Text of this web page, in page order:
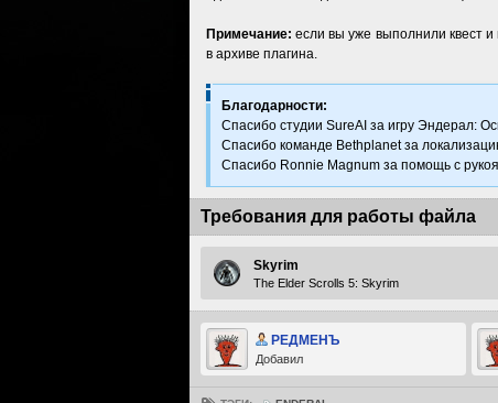
Примечание: если вы уже выполнили квест
в архиве плагина.
Благодарности:
Спасибо студии SureAI за игру Эндерал:
Спасибо команде Bethplanet за
Спасибо Ronnie Magnum за помощь с
Требования для работы файла
Skyrim
The Elder Scrolls 5: Skyrim
РЕДМЕНЪ
Добавил